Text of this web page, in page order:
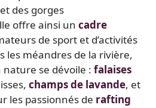
des gorges
offre ainsi un cadre
de sport et d’activités
les méandres de la rivière,
se dévoile : falaises
champs de lavande, et
les passionnés de rafting